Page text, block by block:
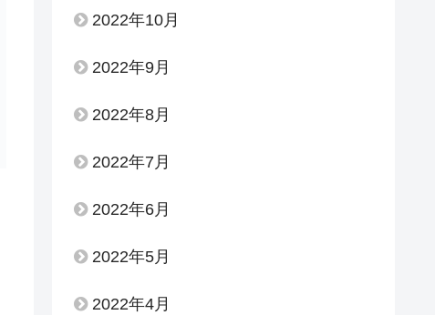
2022年10月
2022年9月
2022年8月
2022年7月
2022年6月
2022年5月
2022年4月